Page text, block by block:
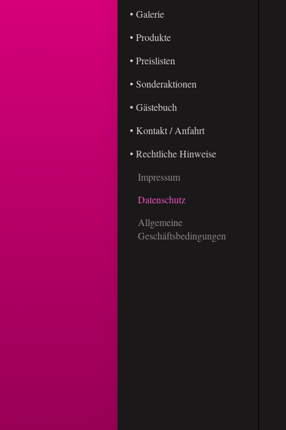
• Galerie
• Produkte
• Preislisten
• Sonderaktionen
• Gästebuch
• Kontakt / Anfahrt
• Rechtliche Hinweise
Impressum
Datenschutz
Allgemeine
Geschäftsbedingungen